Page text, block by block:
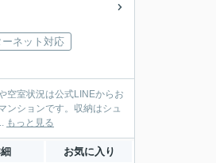
ーネット対応
空室状況は公式LINEからお
ンションです。収納はシュ
もっと見る
お気に入り